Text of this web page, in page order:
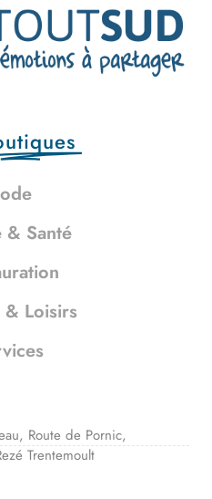
& Santé
Loisirs
Route de Pornic,
Trentemoult